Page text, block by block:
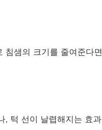
침샘의 크기를 줄여준다면
, 턱 선이 날렵해지는 효